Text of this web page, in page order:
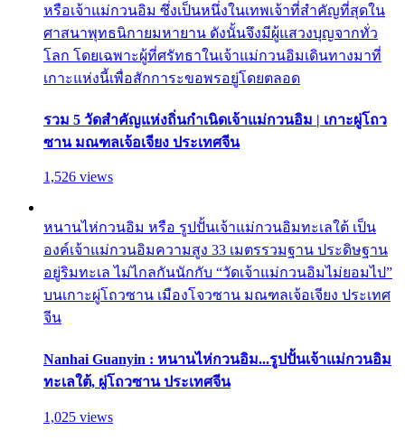
หรือเจ้าแม่กวนอิม ซึ่งเป็นหนึ่งในเทพเจ้าที่สำคัญที่สุดใน
ศาสนาพุทธนิกายมหายาน ดังนั้นจึงมีผู้แสวงบุญจากทั่ว
โลก โดยเฉพาะผู้ที่ศรัทธาในเจ้าแม่กวนอิมเดินทางมาที่
เกาะแห่งนี้เพื่อสักการะขอพรอยู่โดยตลอด
รวม 5 วัดสำคัญแห่งถิ่นกำเนิดเจ้าแม่กวนอิม | เกาะผู่โถว
ซาน มณฑลเจ้อเจียง ประเทศจีน
1,526 views
หนานไห่กวนอิม หรือ รูปปั้นเจ้าแม่กวนอิมทะเลใต้ เป็น
องค์เจ้าแม่กวนอิมความสูง 33 เมตรรวมฐาน ประดิษฐาน
อยู่ริมทะเล ไม่ไกลกันนักกับ “วัดเจ้าแม่กวนอิมไม่ยอมไป”
บนเกาะผู่โถวซาน เมืองโจวซาน มณฑลเจ้อเจียง ประเทศ
จีน
Nanhai Guanyin : หนานไห่กวนอิม...รูปปั้นเจ้าแม่กวนอิม
ทะเลใต้, ผู่โถวซาน ประเทศจีน
1,025 views